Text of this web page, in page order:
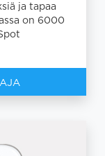
ja tapaa
on 6000